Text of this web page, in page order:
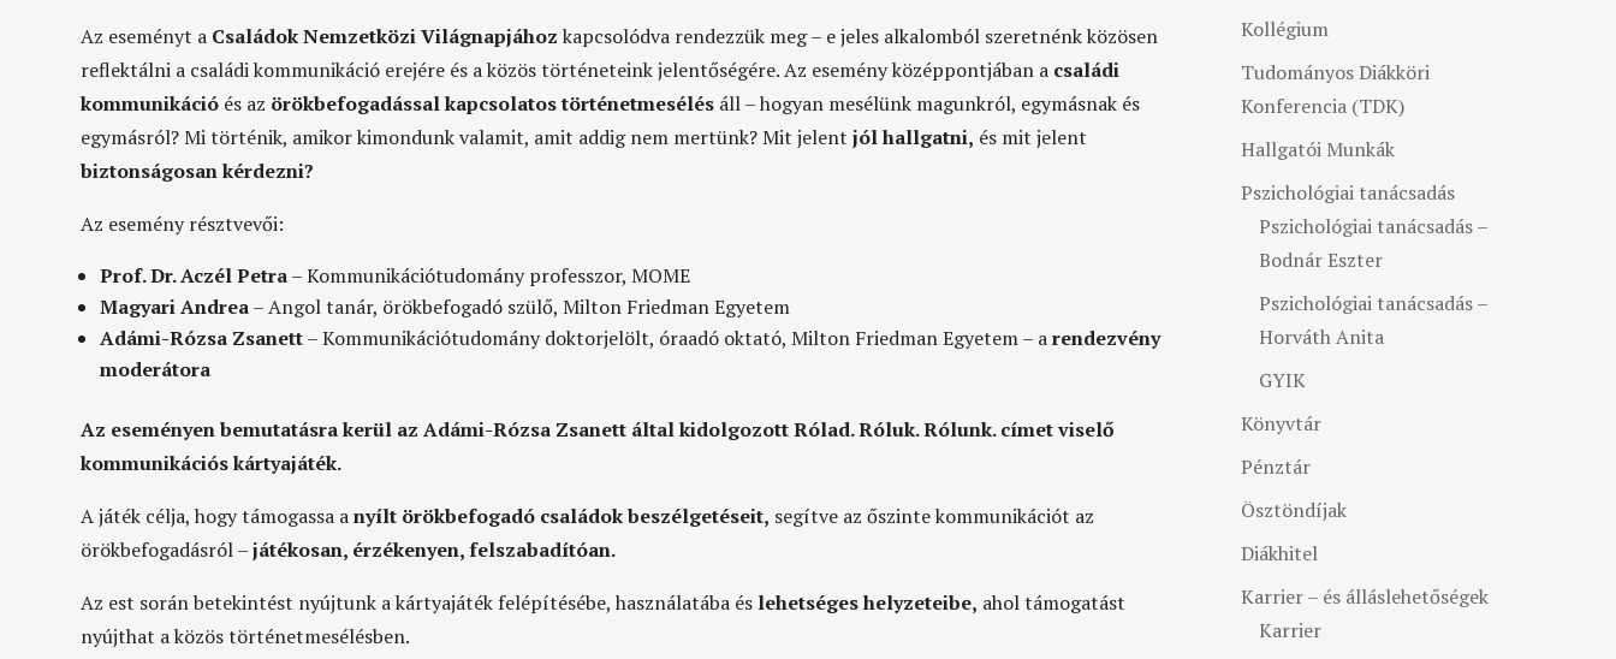
Az eseményt a Családok Nemzetközi Világnapjáhozkapcsolódva rendezzük meg – e jeles alkalomból szeretnénk közösen
reflektálni a családi kommunikáció erejére és a közös történeteinkjelentőségére.Az esemény középpontjában a családi
kommunikáció és az örökbefogadással kapcsolatos történetmesélés áll –hogyan mesélünk magunkról, egymásnak és
egymásról?Mi történik, amikor kimondunk valamit, amit addig nem mertünk?Mit jelentjól hallgatni, és mit jelent
biztonságosan kérdezni?
Az esemény résztvevői:
Prof. Dr. Aczél Petra– Kommunikációtudomány professzor, MOME
Magyari Andrea– Angol tanár, örökbefogadó szülő, Milton Friedman Egyetem
Adámi-Rózsa Zsanett– Kommunikációtudomány doktorjelölt, óraadó oktató, Milton Friedman Egyetem – arendezvény
moderátora
Az eseményen bemutatásra kerül az Adámi-Rózsa Zsanett által kidolgozott Rólad. Róluk. Rólunk. címet viselő
kommunikációs kártyajáték.
A játék célja, hogy támogassa anyílt örökbefogadó családok beszélgetéseit, segítve az őszinte kommunikációt az
örökbefogadásról –játékosan, érzékenyen, felszabadítóan.
Az est során betekintést nyújtunk a kártyajáték felépítésébe, használatába és lehetséges helyzeteibe, ahol támogatást
nyújthat a közös történetmesélésben.
Kollégium
Tudományos Diákköri
Konferencia (TDK)
Hallgatói Munkák
Pszichológiai tanácsadás
Pszichológiai tanácsadás –
Bodnár Eszter
Pszichológiai tanácsadás –
Horváth Anita
GYIK
Könyvtár
Pénztár
Ösztöndíjak
Diákhitel
Karrier – és álláslehetőségek
Karrier